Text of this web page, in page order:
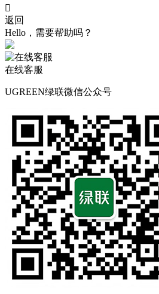

返回
Hello，需要帮助吗？
在线客服
UGREEN绿联微信公众号